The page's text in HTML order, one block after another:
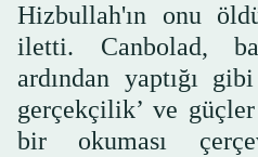
Hizbullah'ın onu
iletti. Canbolad,
ardından yaptığı
gerçekçilik’ ve
bir okuması